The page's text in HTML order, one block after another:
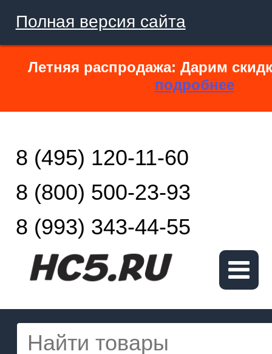
Полная версия сайта
Летняя распродажа: Дарим
подробнее
8 (495) 120-11-60
8 (800) 500-23-93
8 (993) 343-44-55